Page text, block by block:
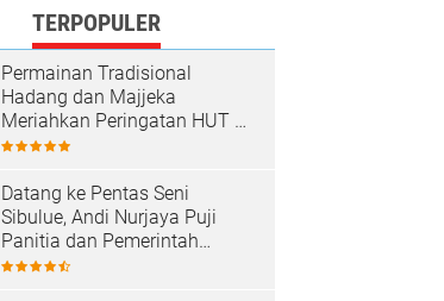
TERPOPULER
Permainan Tradisional
Hadang dan Majjeka
Meriahkan Peringatan HUT RI
di Sibulue
Datang ke Pentas Seni
Sibulue, Andi Nurjaya Puji
Panitia dan Pemerintah
Kecamatan